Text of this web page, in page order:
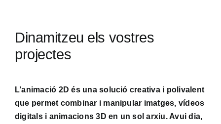
Dinamitzeu els vostres
projectes
L’animació 2D és una solució creativa i polivalent
que permet combinar i manipular imatges, vídeos
digitals i animacions 3D en un sol arxiu. Avui dia,